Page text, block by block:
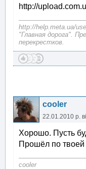
http://
http://help.meta.ua/
"Главная дорога".
перекрестков.
cooler
22.01.2010 р.
Хорошо. Пусть
Прошёл по твоей
cooler